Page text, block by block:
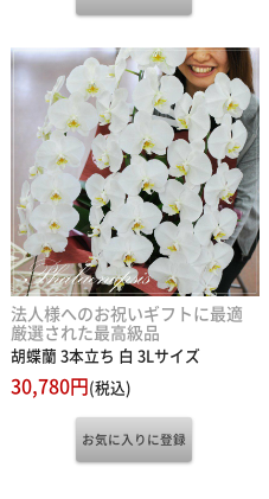
法人様へのお祝いギフトに最適
厳選された最高級品
胡蝶蘭 3本立ち 白 3Lサイズ
30,780円(税込)